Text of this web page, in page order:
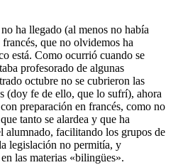
ha llegado (al menos no había
que no olvidemos ha
está. Como ocurrió cuando se
profesorado de algunas
octubre no se cubrieron las
(doy fe de ello, que lo sufrí), ahora
preparación en francés, como no
tanto se alardea y que ha
facilitando los grupos de
legislación no permitía, y
las materias «bilingües».